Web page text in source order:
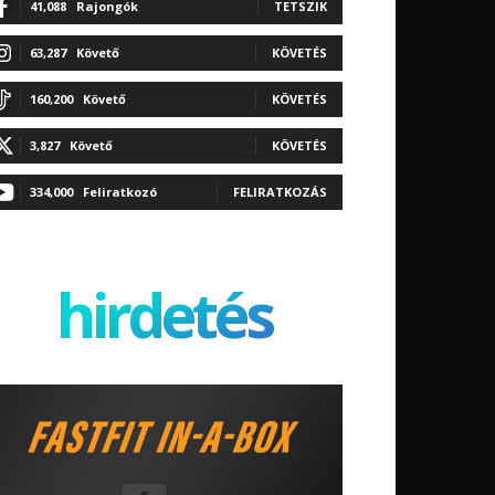
41,088 Rajongók TETSZIK
63,287 Követő KÖVETÉS
160,200 Követő KÖVETÉS
3,827 Követő KÖVETÉS
334,000 Feliratkozó FELIRATKOZÁS
hirdetés